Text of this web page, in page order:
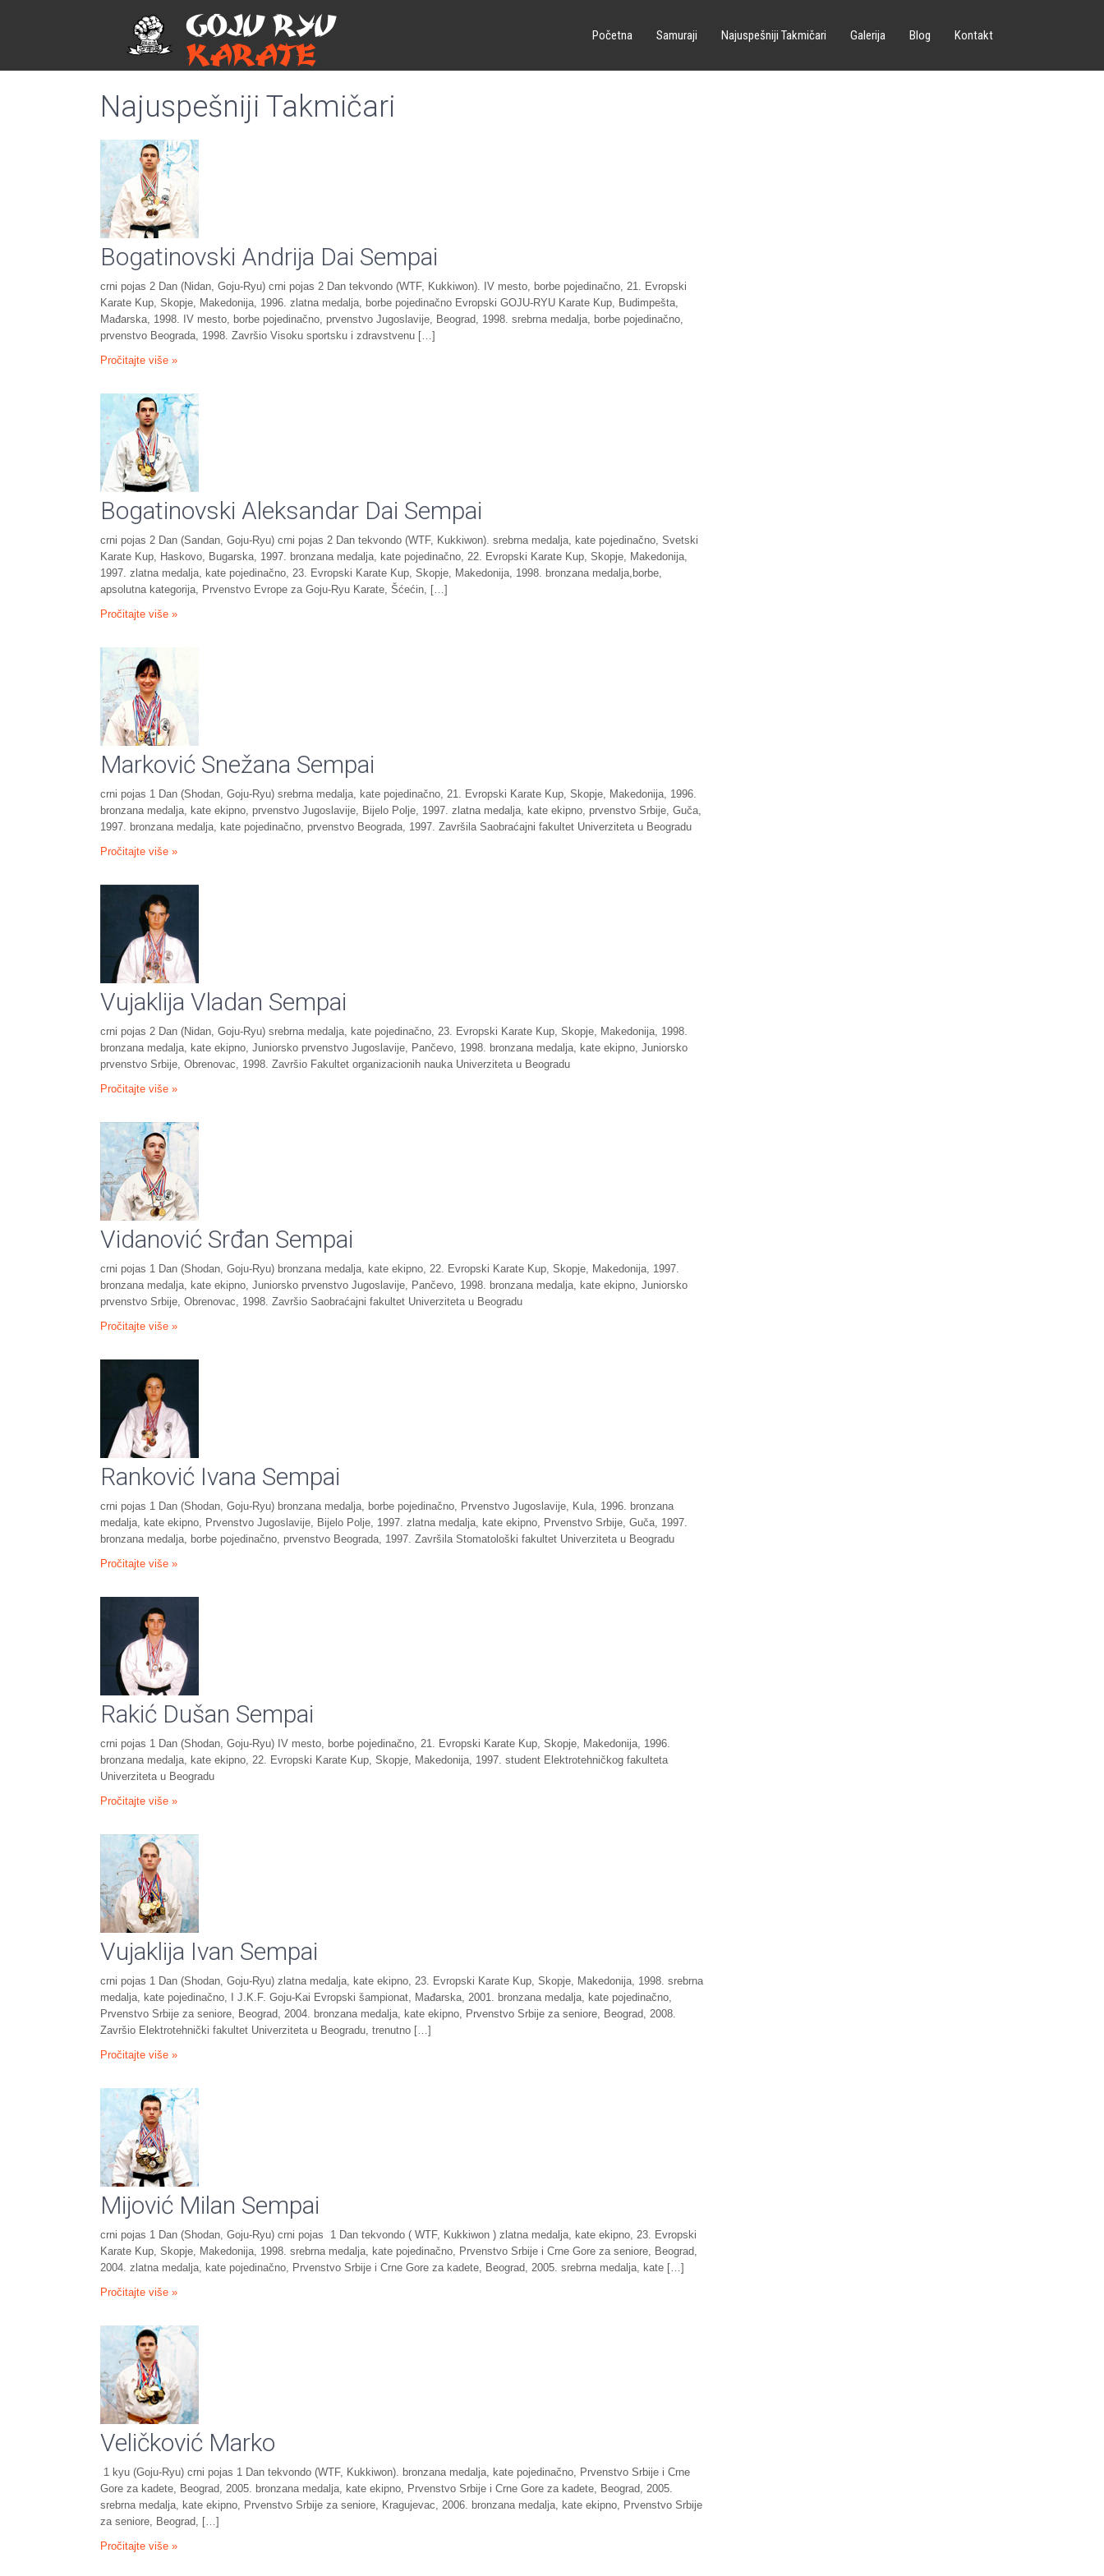
GOJU RYU
KARATE
Početna Samuraji Najuspešniji Takmičari Galerija Blog Kontakt
Najuspešniji Takmičari
Bogatinovski Andrija Dai Sempai
crni pojas 2 Dan (Nidan, Goju-Ryu) crni pojas 2 Dan tekvondo (WTF, Kukkiwon). IV mesto, borbe pojedinačno, 21. Evropski
Karate Kup, Skopje, Makedonija, 1996. zlatna medalja, borbe pojedinačno Evropski GOJU-RYU Karate Kup, Budimpešta,
Mađarska, 1998. IV mesto, borbe pojedinačno, prvenstvo Jugoslavije, Beograd, 1998. srebrna medalja, borbe pojedinačno,
prvenstvo Beograda, 1998. Završio Visoku sportsku i zdravstvenu […]
Pročitajte više »
Bogatinovski Aleksandar Dai Sempai
crni pojas 2 Dan (Sandan, Goju-Ryu) crni pojas 2 Dan tekvondo (WTF, Kukkiwon). srebrna medalja, kate pojedinačno, Svetski
Karate Kup, Haskovo, Bugarska, 1997. bronzana medalja, kate pojedinačno, 22. Evropski Karate Kup, Skopje, Makedonija,
1997. zlatna medalja, kate pojedinačno, 23. Evropski Karate Kup, Skopje, Makedonija, 1998. bronzana medalja,borbe,
apsolutna kategorija, Prvenstvo Evrope za Goju-Ryu Karate, Šćećin, […]
Pročitajte više »
Marković Snežana Sempai
crni pojas 1 Dan (Shodan, Goju-Ryu) srebrna medalja, kate pojedinačno, 21. Evropski Karate Kup, Skopje, Makedonija, 1996.
bronzana medalja, kate ekipno, prvenstvo Jugoslavije, Bijelo Polje, 1997. zlatna medalja, kate ekipno, prvenstvo Srbije, Guča,
1997. bronzana medalja, kate pojedinačno, prvenstvo Beograda, 1997. Završila Saobraćajni fakultet Univerziteta u Beogradu
Pročitajte više »
Vujaklija Vladan Sempai
crni pojas 2 Dan (Nidan, Goju-Ryu) srebrna medalja, kate pojedinačno, 23. Evropski Karate Kup, Skopje, Makedonija, 1998.
bronzana medalja, kate ekipno, Juniorsko prvenstvo Jugoslavije, Pančevo, 1998. bronzana medalja, kate ekipno, Juniorsko
prvenstvo Srbije, Obrenovac, 1998. Završio Fakultet organizacionih nauka Univerziteta u Beogradu
Pročitajte više »
Vidanović Srđan Sempai
crni pojas 1 Dan (Shodan, Goju-Ryu) bronzana medalja, kate ekipno, 22. Evropski Karate Kup, Skopje, Makedonija, 1997.
bronzana medalja, kate ekipno, Juniorsko prvenstvo Jugoslavije, Pančevo, 1998. bronzana medalja, kate ekipno, Juniorsko
prvenstvo Srbije, Obrenovac, 1998. Završio Saobraćajni fakultet Univerziteta u Beogradu
Pročitajte više »
Ranković Ivana Sempai
crni pojas 1 Dan (Shodan, Goju-Ryu) bronzana medalja, borbe pojedinačno, Prvenstvo Jugoslavije, Kula, 1996. bronzana
medalja, kate ekipno, Prvenstvo Jugoslavije, Bijelo Polje, 1997. zlatna medalja, kate ekipno, Prvenstvo Srbije, Guča, 1997.
bronzana medalja, borbe pojedinačno, prvenstvo Beograda, 1997. Završila Stomatološki fakultet Univerziteta u Beogradu
Pročitajte više »
Rakić Dušan Sempai
crni pojas 1 Dan (Shodan, Goju-Ryu) IV mesto, borbe pojedinačno, 21. Evropski Karate Kup, Skopje, Makedonija, 1996.
bronzana medalja, kate ekipno, 22. Evropski Karate Kup, Skopje, Makedonija, 1997. student Elektrotehničkog fakulteta
Univerziteta u Beogradu
Pročitajte više »
Vujaklija Ivan Sempai
crni pojas 1 Dan (Shodan, Goju-Ryu) zlatna medalja, kate ekipno, 23. Evropski Karate Kup, Skopje, Makedonija, 1998. srebrna
medalja, kate pojedinačno, I J.K.F. Goju-Kai Evropski šampionat, Mađarska, 2001. bronzana medalja, kate pojedinačno,
Prvenstvo Srbije za seniore, Beograd, 2004. bronzana medalja, kate ekipno, Prvenstvo Srbije za seniore, Beograd, 2008.
Završio Elektrotehnički fakultet Univerziteta u Beogradu, trenutno […]
Pročitajte više »
Mijović Milan Sempai
crni pojas 1 Dan (Shodan, Goju-Ryu) crni pojas 1 Dan tekvondo ( WTF, Kukkiwon ) zlatna medalja, kate ekipno, 23. Evropski
Karate Kup, Skopje, Makedonija, 1998. srebrna medalja, kate pojedinačno, Prvenstvo Srbije i Crne Gore za seniore, Beograd,
2004. zlatna medalja, kate pojedinačno, Prvenstvo Srbije i Crne Gore za kadete, Beograd, 2005. srebrna medalja, kate […]
Pročitajte više »
Veličković Marko
1 kyu (Goju-Ryu) crni pojas 1 Dan tekvondo (WTF, Kukkiwon). bronzana medalja, kate pojedinačno, Prvenstvo Srbije i Crne
Gore za kadete, Beograd, 2005. bronzana medalja, kate ekipno, Prvenstvo Srbije i Crne Gore za kadete, Beograd, 2005.
srebrna medalja, kate ekipno, Prvenstvo Srbije za seniore, Kragujevac, 2006. bronzana medalja, kate ekipno, Prvenstvo Srbije
za seniore, Beograd, […]
Pročitajte više »